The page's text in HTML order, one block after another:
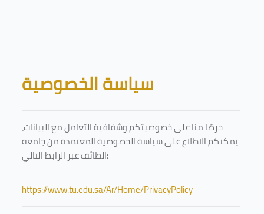
Blocks
سياسة الخصوصية
حرصًا منا على خصوصيتكم وشفافية التعامل مع البيانات،
يمكنكم الاطلاع على سياسة الخصوصية المعتمدة من جامعة
الطائف عبر الرابط التالي:
https://www.tu.edu.sa/Ar/Home/PrivacyPolicy